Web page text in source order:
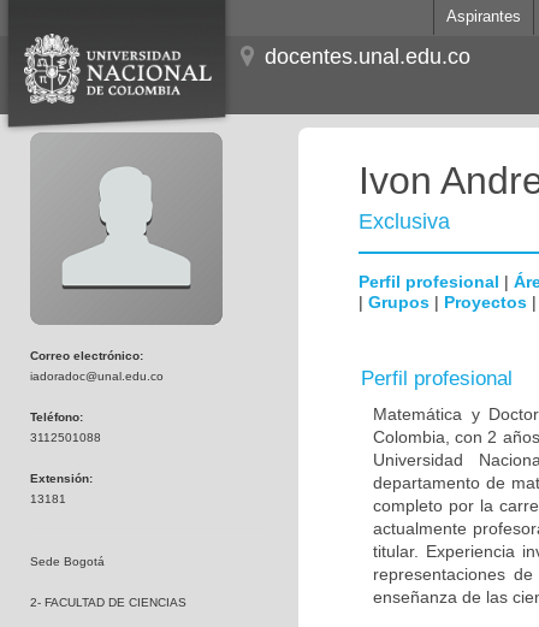
Aspirantes
docentes.unal.edu.co
Correo electrónico:
iadoradoc@unal.edu.co
Teléfono:
3112501088
Extensión:
13181
Sede Bogotá
2- FACULTAD DE CIENCIAS
Ivon
Exclusiva
Perfil profesional |
| Grupos | Proyectos
Perfil profesional
Matemática y
Colombia, con 2
Universidad
departamento de
completo por la
actualmente
titular. Experiencia
representaciones
enseñanza de las